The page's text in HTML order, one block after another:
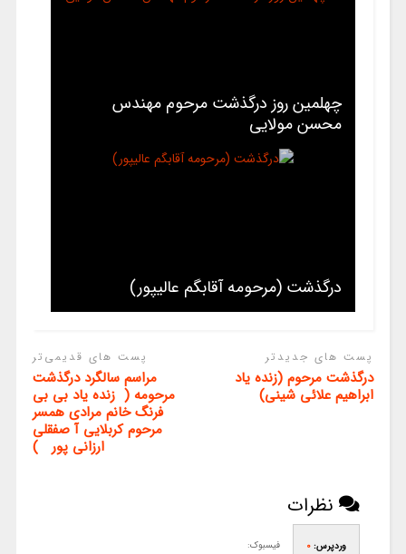
چهلمین روز درگذشت مرحوم مهندس
محسن مولایی
درگذشت (مرحومه آقابگم عالیپور)
پست های جدیدتر
درگذشت مرحوم (زنده یاد
ابراهیم علائی شینی)
پست های قدیمی‌تر
مراسم سالگرد درگذشت
مرحومه ( زنده یاد بی بی
فرنگ خانم مرادی همسر
مرحوم کربلایی آ صفقلی
ارزانی پور )
نظرات
وردپرس: 0 فیسبوک: